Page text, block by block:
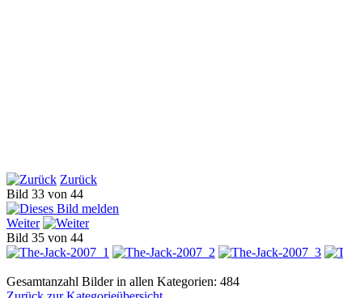
Zurück
Bild 33 von 44
Weiter
Bild 35 von 44
Gesamtanzahl Bilder in allen Kategorien: 484